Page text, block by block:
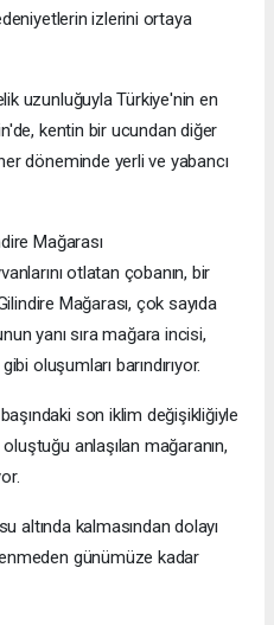
izlerini ortaya
uzunluğuyla Türkiye'nin en
kentin bir ucundan diğer
döneminde yerli ve yabancı
Mağarası
otlatan çobanın, bir
Mağarası, çok sayıda
yanı sıra mağara incisi,
oluşumları barındırıyor.
son iklim değişikliğiyle
anlaşılan mağaranın,
altında kalmasından dolayı
günümüze kadar